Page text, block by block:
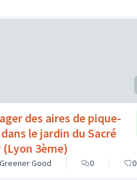
des aires de pique-
le jardin du Sacré
(Lyon 3ème)
Good 0 0